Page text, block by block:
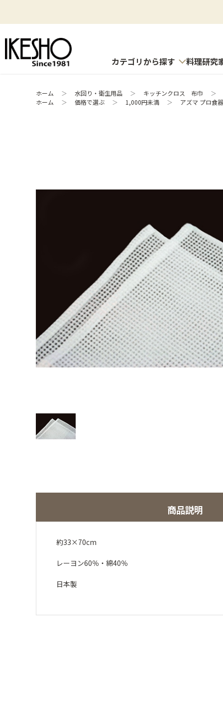
カテゴリから探す 料理研究
ホーム ＞ 水回り・衛生用品 ＞ キッチンクロス 布巾 ＞
ホーム
＞ 価格で選ぶ ＞ 1,000円未満 ＞ アズマ プロ食
商品説明
約33×70cm
レーヨン60％・綿40％
日本製